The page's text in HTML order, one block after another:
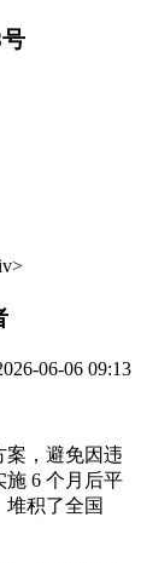
06-06 09:13
，避免因违
6 个月后平
堆积了全国